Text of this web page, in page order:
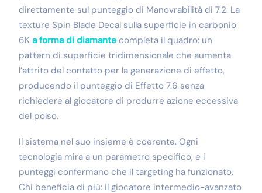
direttamente sul punteggio di Manovrabilità di 7.2. La
texture Spin Blade Decal sulla superficie in carbonio
6K a forma di diamante completa il quadro: un
pattern di superficie tridimensionale che aumenta
l’attrito del contatto per la generazione di effetto,
producendo il punteggio di Effetto 7.6 senza
richiedere al giocatore di produrre azione eccessiva
del polso.
Il sistema nel suo insieme è coerente. Ogni
tecnologia mira a un parametro specifico, e i
punteggi confermano che il targeting ha funzionato.
Chi beneficia di più: il giocatore intermedio-avanzato